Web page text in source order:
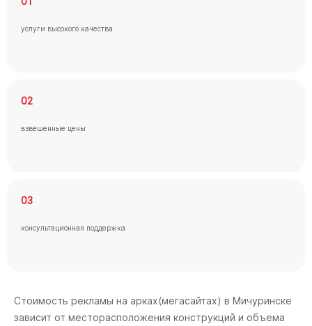
услуги высокого качества
02
взвешенные цены
03
консультационная поддержка
Стоимость рекламы на арках(мегасайтах) в Мичуринске
зависит от месторасположения конструкций и объема